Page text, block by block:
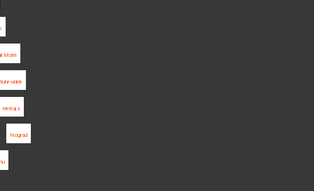
Máté
Ruhr-vidék
életrajz
Nógrád